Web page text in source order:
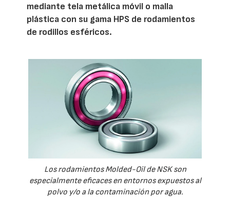
mediante tela metálica móvil o malla
plástica con su gama HPS de rodamientos
de rodillos esféricos.
Los rodamientos Molded-Oil de NSK son
especialmente eficaces en entornos expuestos al
polvo y/o a la contaminación por agua.